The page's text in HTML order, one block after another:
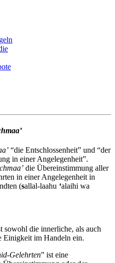
“die Entschlossenheit” und “der
in einer Angelegenheit”.
die Übereinstimmung aller
in einer Angelegenheit in
(sallal-laahu ‘alaihi wa
sowohl die innerliche, als auch
Einigkeit im Handeln ein.
Gelehrten” ist eine